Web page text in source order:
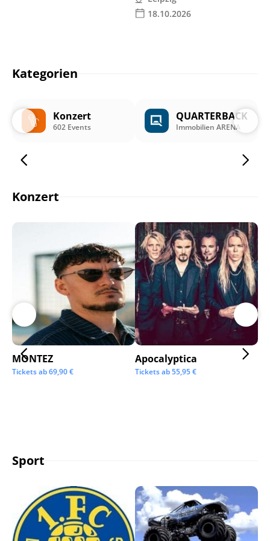
18.10.2026
Kategorien
Konzert
602 Events
QUARTERBACK
Immobilien ARENA
Konzert
MONTEZ
Tickets ab69,90€
Apocalyptica
Tickets ab55,95€
Sport